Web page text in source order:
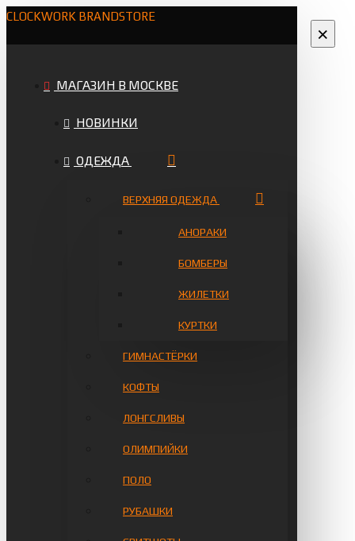
CLOCKWORK BRANDSTORE
МАГАЗИН В МОСКВЕ
НОВИНКИ
ОДЕЖДА
ВЕРХНЯЯ ОДЕЖДА
АНОРАКИ
БОМБЕРЫ
ЖИЛЕТКИ
КУРТКИ
ГИМНАСТЁРКИ
КОФТЫ
ЛОНГСЛИВЫ
ОЛИМПИЙКИ
ПОЛО
РУБАШКИ
×